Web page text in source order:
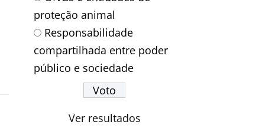
proteção animal
Responsabilidade
compartilhada entre poder
público e sociedade
Ver resultados